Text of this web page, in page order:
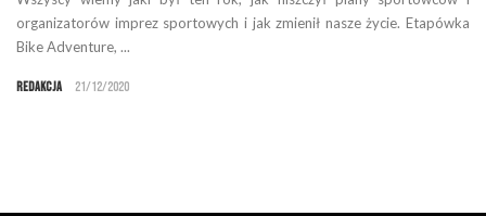
organizatorów imprez sportowych i jak zmienił nasze życie. Etapówka
Bike Adventure, ...
Redakcja 21/12/2020